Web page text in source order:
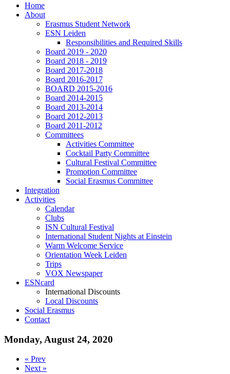
Home
About
Erasmus Student Network
ESN Leiden
Responsibilities and Required Skills
Board 2019 - 2020
Board 2018 - 2019
Board 2017-2018
Board 2016-2017
BOARD 2015-2016
Board 2014-2015
Board 2013-2014
Board 2012-2013
Board 2011-2012
Committees
Activities Committee
Cocktail Party Committee
Cultural Festival Committee
Promotion Committee
Social Erasmus Committee
Integration
Activities
Calendar
Clubs
ISN Cultural Festival
International Student Nights at Einstein
Warm Welcome Service
Orientation Week Leiden
Trips
VOX Newspaper
ESNcard
International Discounts
Local Discounts
Social Erasmus
Contact
Monday, August 24, 2020
« Prev
Next »